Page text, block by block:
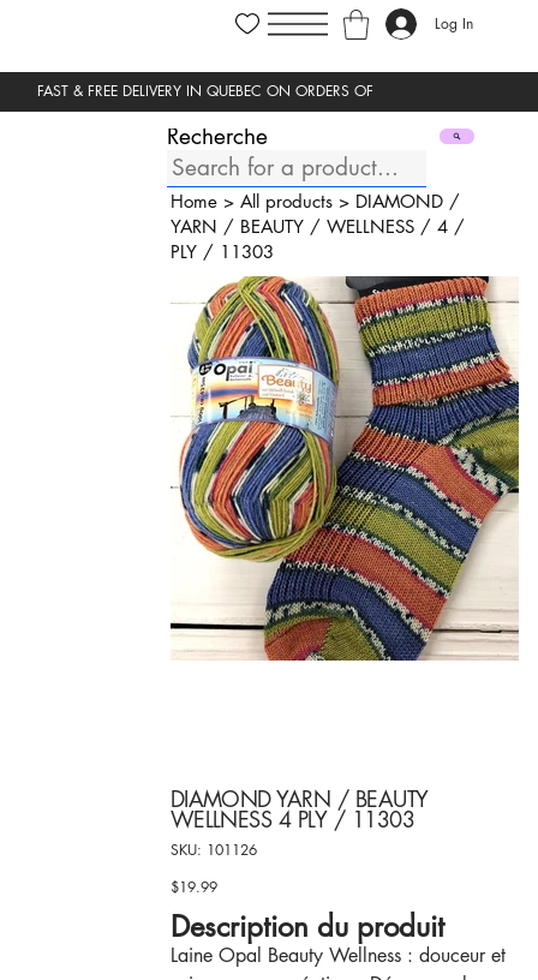
Log In
Recherche
Home> All products> DIAMOND /
YARN / BEAUTY / WELLNESS / 4 /
PLY / 11303
DIAMOND YARN / BEAUTY
WELLNESS 4 PLY / 11303
SKU:
SKU
101126
101126
Price
$19.99
Description du produit
Laine Opal Beauty Wellness : douceur et